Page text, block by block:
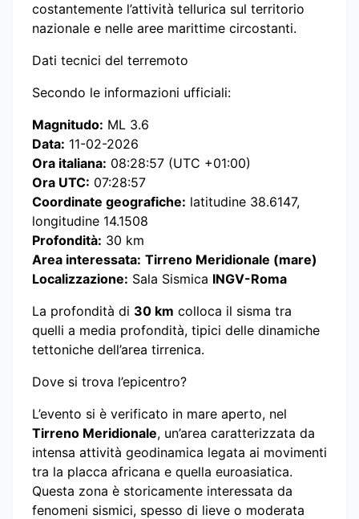
costantemente l’attività tellurica sul territorio
nazionale e nelle aree marittime circostanti.
Dati tecnici del terremoto
Secondo le informazioni ufficiali:
Magnitudo: ML 3.6
Data: 11-02-2026
Ora italiana: 08:28:57 (UTC +01:00)
Ora UTC: 07:28:57
Coordinate geografiche: latitudine 38.6147,
longitudine 14.1508
Profondità: 30 km
Area interessata: Tirreno Meridionale (mare)
Localizzazione: Sala Sismica INGV-Roma
La profondità di 30 km colloca il sisma tra
quelli a media profondità, tipici delle dinamiche
tettoniche dell’area tirrenica.
Dove si trova l’epicentro?
L’evento si è verificato in mare aperto, nel
Tirreno Meridionale, un’area caratterizzata da
intensa attività geodinamica legata ai movimenti
tra la placca africana e quella euroasiatica.
Questa zona è storicamente interessata da
fenomeni sismici, spesso di lieve o moderata